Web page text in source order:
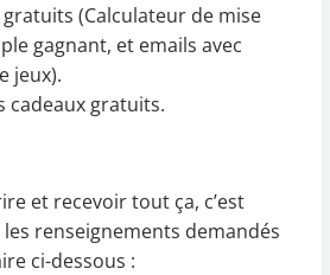
(Calculateur de mise
gagnant, et emails avec
jeux).
cadeaux gratuits.
et recevoir tout ça, c’est
renseignements demandés
ci-dessous :